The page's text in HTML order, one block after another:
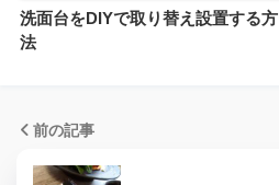
洗面台をDIYで取り替え設置する方
法
前の記事